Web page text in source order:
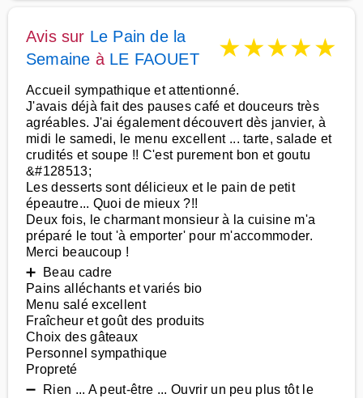
Avis sur Le Pain de la
Semaine à LE FAOUET ★★★★★
Accueil sympathique et attentionné.
J'avais déjà fait des pauses café et douceurs très
agréables. J'ai également découvert dès janvier, à
midi le samedi, le menu excellent ... tarte, salade et
crudités et soupe !! C'est purement bon et goutu
&#128513;
Les desserts sont délicieux et le pain de petit
épeautre... Quoi de mieux ?!!
Deux fois, le charmant monsieur à la cuisine m'a
préparé le tout 'à emporter' pour m'accommoder.
Merci beaucoup !
➕ Beau cadre
Pains alléchants et variés bio
Menu salé excellent
Fraîcheur et goût des produits
Choix des gâteaux
Personnel sympathique
Propreté
➖ Rien ... A peut-être ... Ouvrir un peu plus tôt le